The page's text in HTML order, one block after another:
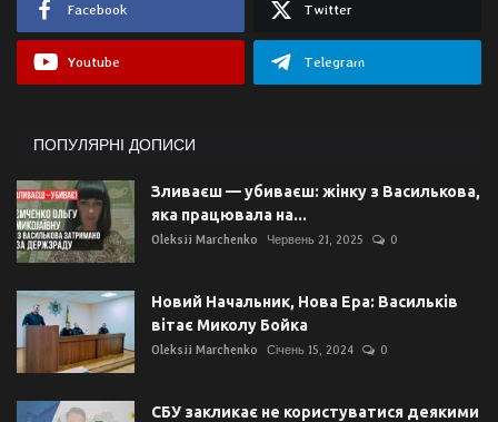
Facebook Twitter
Youtube Telegram
ПОПУЛЯРНІ ДОПИСИ
Зливаєш — убиваєш: жінку з Василькова,
яка працювала на...
Oleksii Marchenko Червень 21, 2025 0
Новий Начальник, Нова Ера: Васильків
вітає Миколу Бойка
Oleksii Marchenko Січень 15, 2024 0
СБУ закликає не користуватися деякими